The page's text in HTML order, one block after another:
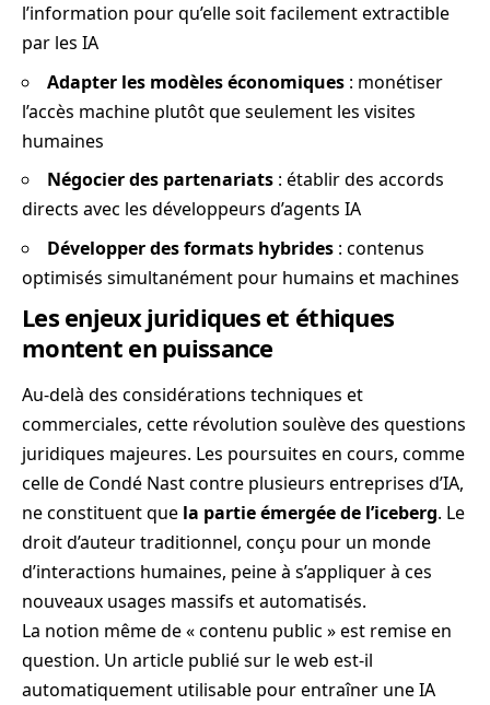
l’information pour qu’elle soit facilement extractible
par les IA
Adapter les modèles économiques : monétiser
l’accès machine plutôt que seulement les visites
humaines
Négocier des partenariats : établir des accords
directs avec les développeurs d’agents IA
Développer des formats hybrides : contenus
optimisés simultanément pour humains et machines
Les enjeux juridiques et éthiques
montent en puissance
Au-delà des considérations techniques et
commerciales, cette révolution soulève des questions
juridiques majeures. Les poursuites en cours, comme
celle de Condé Nast contre plusieurs entreprises d’IA,
ne constituent que la partie émergée de l’iceberg. Le
droit d’auteur traditionnel, conçu pour un monde
d’interactions humaines, peine à s’appliquer à ces
nouveaux usages massifs et automatisés.
La notion même de « contenu public » est remise en
question. Un article publié sur le web est-il
automatiquement utilisable pour entraîner une IA